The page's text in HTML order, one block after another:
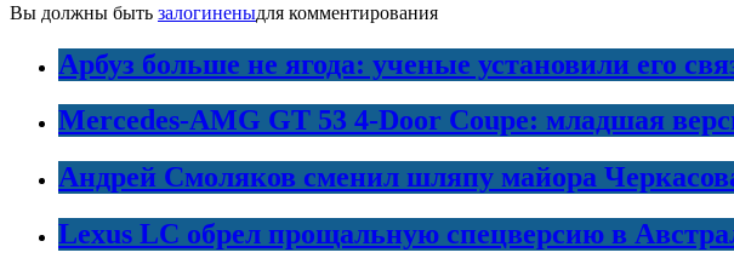
Вы должны быть залогиненыдля комментирования
Арбуз больше не ягода: ученые установили его
Mercedes-AMG GT 53 4-Door Coupe: младшая
Андрей Смоляков сменил шляпу майора
Lexus LC обрел прощальную спецверсию в